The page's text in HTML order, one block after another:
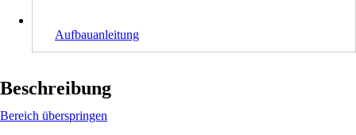
Aufbauanleitung
Beschreibung
Bereich überspringen